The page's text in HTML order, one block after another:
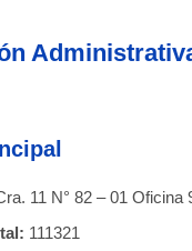
11 N° 82 – 01 Oficina
111321